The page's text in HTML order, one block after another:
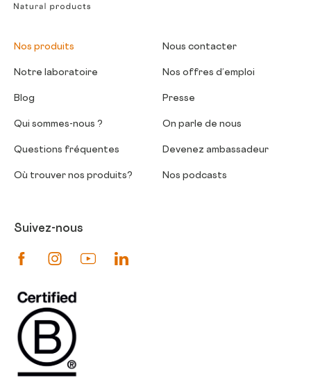
Nos produits
Notre laboratoire
Blog
Qui sommes-nous ?
Questions fréquentes
Où trouver nos produits?
Nous contacter
Nos offres d’emploi
Presse
On parle de nous
Devenez ambassadeur
Nos podcasts
Suivez-nous
Suivez-nous sur Facebook
Suivez-nous sur Instagram
Suivez-nous sur Youtube